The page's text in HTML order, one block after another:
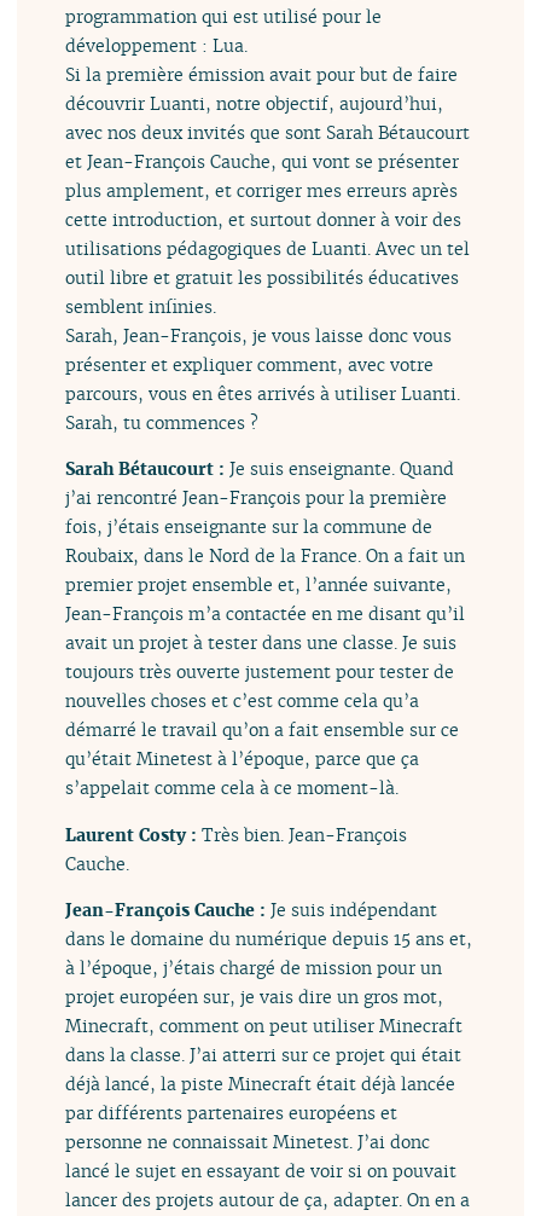
programmation qui est utilisé pour le
développement : Lua.
Si la première émission avait pour but de faire
découvrir Luanti, notre objectif, aujourd’hui,
avec nos deux invités que sont Sarah Bétaucourt
et Jean-François Cauche, qui vont se présenter
plus amplement, et corriger mes erreurs après
cette introduction, et surtout donner à voir des
utilisations pédagogiques de Luanti. Avec un tel
outil libre et gratuit les possibilités éducatives
semblent infinies.
Sarah, Jean-François, je vous laisse donc vous
présenter et expliquer comment, avec votre
parcours, vous en êtes arrivés à utiliser Luanti.
Sarah, tu commences ?
Sarah Bétaucourt :Je suis enseignante. Quand
j’ai rencontré Jean-François pour la première
fois, j’étais enseignante sur la commune de
Roubaix, dans le Nord de la France. On a fait un
premier projet ensemble et, l’année suivante,
Jean-François m’a contactée en me disant qu’il
avait un projet à tester dans une classe. Je suis
toujours très ouverte justement pour tester de
nouvelles choses et c’est comme cela qu’a
démarré le travail qu’on a fait ensemble sur ce
qu’était Minetest à l’époque, parce que ça
s’appelait comme cela à ce moment-là.
Laurent Costy :Très bien. Jean-François
Cauche.
Jean-François Cauche :Je suis indépendant
dans le domaine du numérique depuis 15 ans et,
à l’époque, j’étais chargé de mission pour un
projet européen sur, je vais dire un gros mot,
Minecraft, comment on peut utiliser Minecraft
dans la classe. J’ai atterri sur ce projet qui était
déjà lancé, la piste Minecraft était déjà lancée
par différents partenaires européens et
personne ne connaissait Minetest. J’ai donc
lancé le sujet en essayant de voir si on pouvait
lancer des projets autour de ça, adapter. On en a